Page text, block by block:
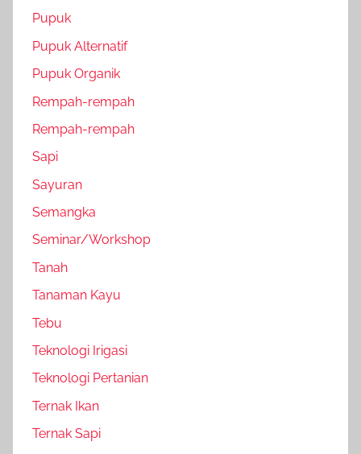
Pupuk
Pupuk Alternatif
Pupuk Organik
Rempah-rempah
Rempah-rempah
Sapi
Sayuran
Semangka
Seminar/Workshop
Tanah
Tanaman Kayu
Tebu
Teknologi Irigasi
Teknologi Pertanian
Ternak Ikan
Ternak Sapi